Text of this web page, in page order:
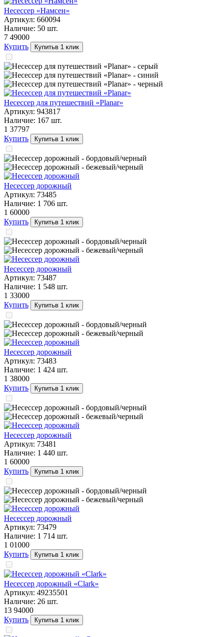
Несессер «Намсен»
Артикул: 660094
Наличие: 50 шт.
7 49000
Купить
Купитьв 1 клик
Несессер для путешествий «Planar»
Артикул: 943817
Наличие: 167 шт.
1 37797
Купить
Купитьв 1 клик
Несессер дорожный
Артикул: 73485
Наличие: 1 706 шт.
1 60000
Купить
Купитьв 1 клик
Несессер дорожный
Артикул: 73487
Наличие: 1 548 шт.
1 33000
Купить
Купитьв 1 клик
Несессер дорожный
Артикул: 73483
Наличие: 1 424 шт.
1 38000
Купить
Купитьв 1 клик
Несессер дорожный
Артикул: 73481
Наличие: 1 440 шт.
1 60000
Купить
Купитьв 1 клик
Несессер дорожный
Артикул: 73479
Наличие: 1 714 шт.
1 01000
Купить
Купитьв 1 клик
Несессер дорожный «Clark»
Артикул: 49235501
Наличие: 26 шт.
13 94000
Купить
Купитьв 1 клик